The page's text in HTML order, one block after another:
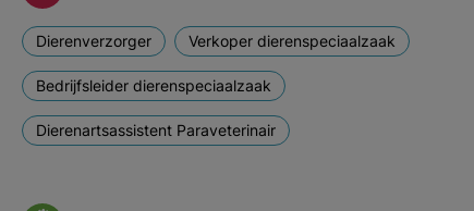
Dierenverzorger Verkoper dierenspeciaalzaak
Bedrijfsleider dierenspeciaalzaak
Dierenartsassistent Paraveterinair